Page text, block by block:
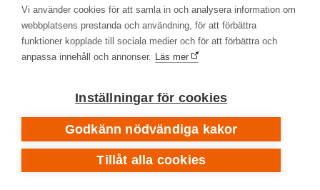
Länkbiblioteket
Vi använder cookies för att samla in och analysera information om
webbplatsens prestanda och användning, för att förbättra
funktioner kopplade till sociala medier och för att förbättra och
anpassa innehåll och annonser. Läs mer
Inställningar för cookies
Godkänn nödvändiga kakor
Tillåt alla cookies